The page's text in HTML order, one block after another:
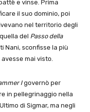
e vinse. Prima
il suo dominio, poi
nel territorio degli
del Passo della
Nani, sconfisse la più
mai visto.
Igovernò per
in pellegrinaggio nella
di Sigmar, ma negli